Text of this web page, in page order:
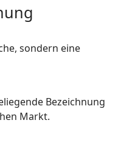
sondern eine
Bezeichnung
Markt.